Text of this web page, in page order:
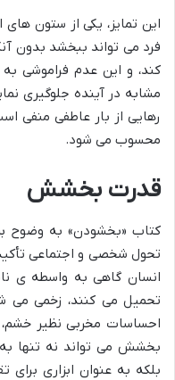
این تمایز، یکی از ستون
فرد می تواند ببخشد بدون
کند، و این عدم فراموشی
مشابه در آینده جلوگیری
رهایی از بار عاطفی منفی
محسوب می شود.
قدرت بخشش
کتاب «بخشودن» به وضوح
تحول شخصی و اجتماعی
انسان گاهی به واسطه ی
تحمیل می کنند، زخمی می
احساسات مخربی نظیر
بخشش می تواند نه تنها
بلکه به عنوان ابزاری